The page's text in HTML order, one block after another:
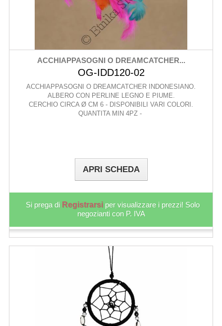
ACCHIAPPASOGNI O DREAMCATCHER...
OG-IDD120-02
ACCHIAPPASOGNI O DREAMCATCHER INDONESIANO.
ALBERO CON PERLINE LEGNO E PIUME.
CERCHIO CIRCA Ø CM 6 - DISPONIBILI VARI COLORI.
QUANTITA MIN 4PZ -
APRI SCHEDA
Si prega di Registrarsi per visualizzare i prezzi! Solo
negozianti con P. IVA